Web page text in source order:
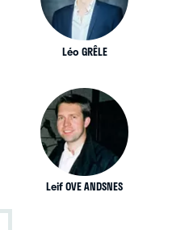
Léo GRÊLE
Leif OVE ANDSNES